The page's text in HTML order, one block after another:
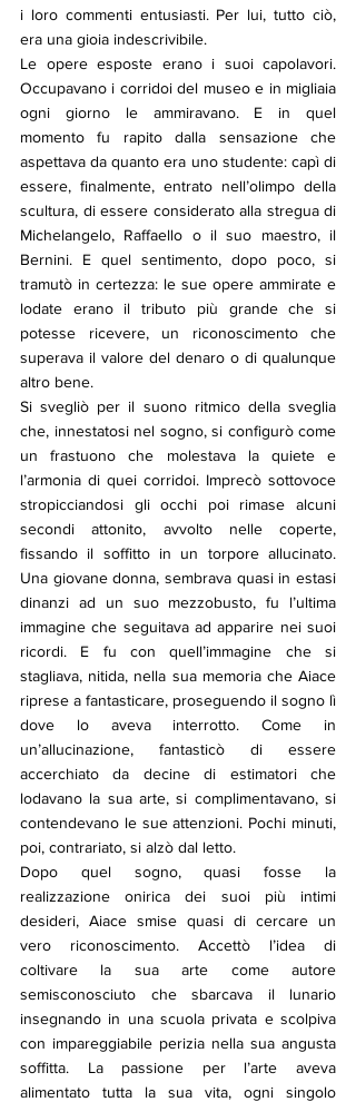
i loro commenti entusiasti. Per lui, tutto ciò,
era una gioia indescrivibile.
Le opere esposte erano i suoi capolavori.
Occupavano i corridoi del museo e in migliaia
ogni giorno le ammiravano. E in quel
momento fu rapito dalla sensazione che
aspettava da quanto era uno studente: capì di
essere, finalmente, entrato nell’olimpo della
scultura, di essere considerato alla stregua di
Michelangelo, Raffaello o il suo maestro, il
Bernini. E quel sentimento, dopo poco, si
tramutò in certezza: le sue opere ammirate e
lodate erano il tributo più grande che si
potesse ricevere, un riconoscimento che
superava il valore del denaro o di qualunque
altro bene.
Si svegliò per il suono ritmico della sveglia
che, innestatosi nel sogno, si configurò come
un frastuono che molestava la quiete e
l’armonia di quei corridoi. Imprecò sottovoce
stropicciandosi gli occhi poi rimase alcuni
secondi attonito, avvolto nelle coperte,
fissando il soffitto in un torpore allucinato.
Una giovane donna, sembrava quasi in estasi
dinanzi ad un suo mezzobusto, fu l’ultima
immagine che seguitava ad apparire nei suoi
ricordi. E fu con quell’immagine che si
stagliava, nitida, nella sua memoria che Aiace
riprese a fantasticare, proseguendo il sogno lì
dove lo aveva interrotto. Come in
un’allucinazione, fantasticò di essere
accerchiato da decine di estimatori che
lodavano la sua arte, si complimentavano, si
contendevano le sue attenzioni. Pochi minuti,
poi, contrariato, si alzò dal letto.
Dopo quel sogno, quasi fosse la
realizzazione onirica dei suoi più intimi
desideri, Aiace smise quasi di cercare un
vero riconoscimento. Accettò l’idea di
coltivare la sua arte come autore
semisconosciuto che sbarcava il lunario
insegnando in una scuola privata e scolpiva
con impareggiabile perizia nella sua angusta
soffitta. La passione per l’arte aveva
alimentato tutta la sua vita, ogni singolo